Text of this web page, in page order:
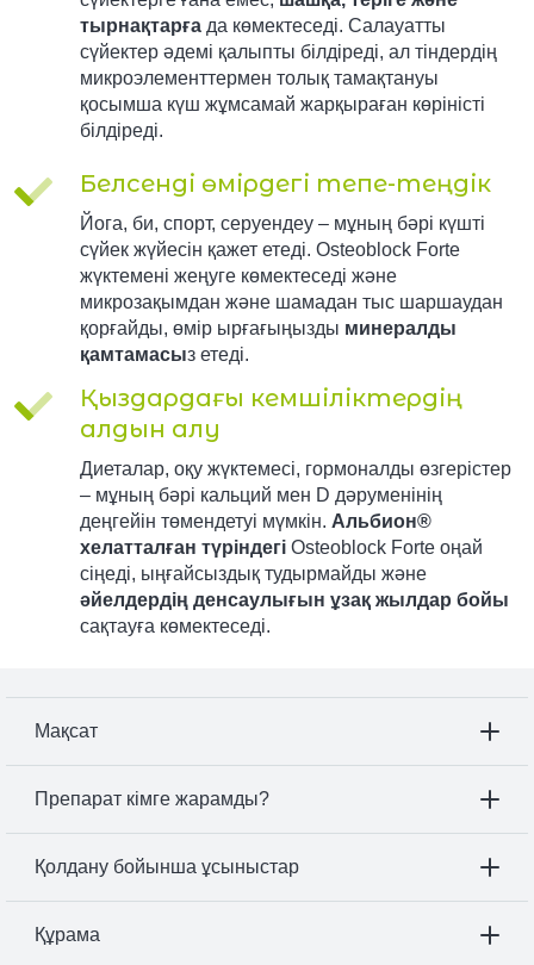
тырнақтарғада көмектеседі. Салауатты
сүйектер әдемі қалыпты білдіреді, ал тіндердің
микроэлементтермен толық тамақтануы
қосымша күш жұмсамай жарқыраған көріністі
білдіреді.
Белсенді өмірдегі тепе-теңдік
Йога, би, спорт, серуендеу – мұның бәрі күшті
сүйек жүйесін қажет етеді. Osteoblock Forte
жүктемені жеңуге көмектеседі және
микрозақымдан және шамадан тыс шаршаудан
қорғайды, өмір ырғағыңызды минералды
қамтамасыз етеді.
Қыздардағы кемшіліктердің
алдын алу
Диеталар, оқу жүктемесі, гормоналды өзгерістер
– мұның бәрі кальций мен D дәруменінің
деңгейін төмендетуі мүмкін. Альбион®
хелатталған түріндегіOsteoblock Forte оңай
сіңеді, ыңғайсыздық тудырмайды және
әйелдердің денсаулығын ұзақ жылдар бойы
сақтауға көмектеседі.
Мақсат
Препарат кімге жарамды?
Қолдану бойынша ұсыныстар
Құрама